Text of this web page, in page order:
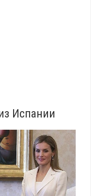
Испании